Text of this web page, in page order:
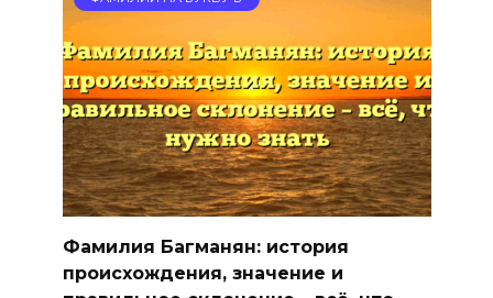
Фамилия Багманян: история
происхождения, значение и